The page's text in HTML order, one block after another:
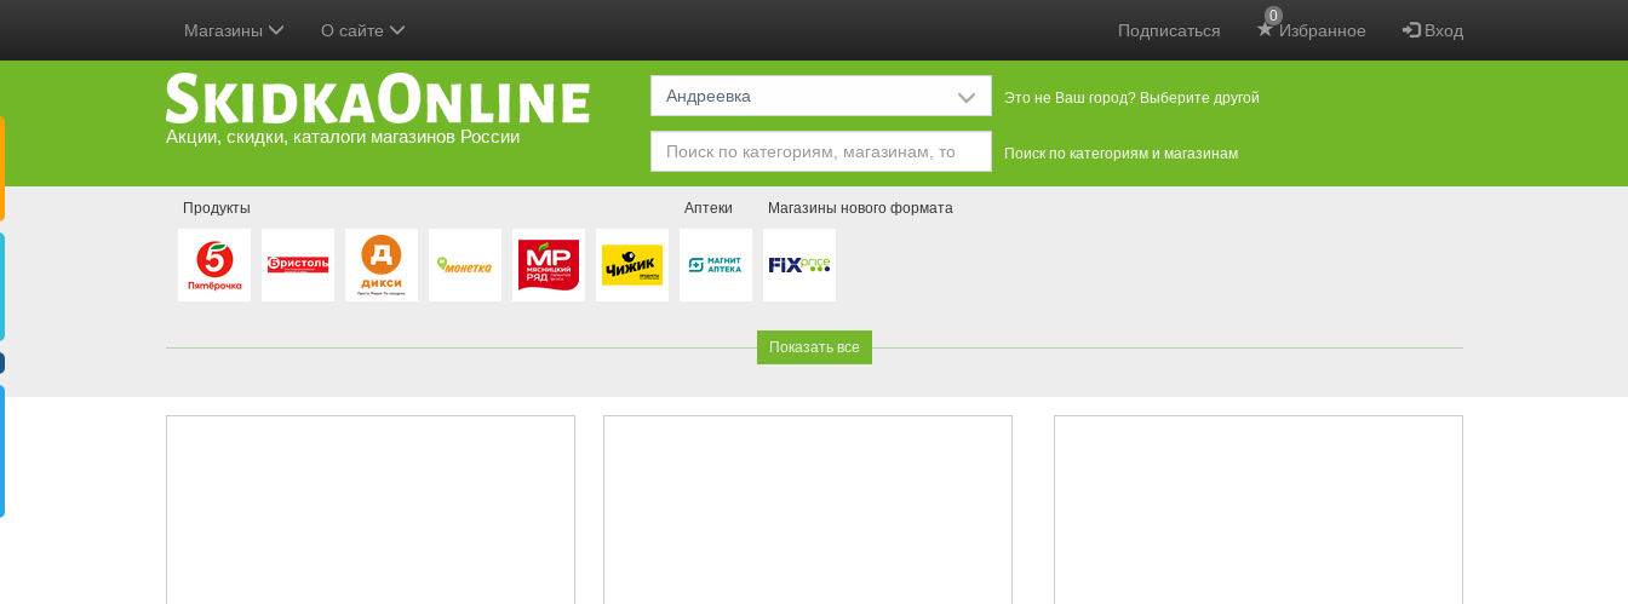
Подписаться Избранное
0
Вход
Магазины О сайте
Акции, скидки, каталоги магазинов России
Андреевка Это не Ваш город? Выберите другой
Поиск по категориям и магазинам
Продукты Аптеки Магазины нового формата
Показать все